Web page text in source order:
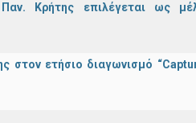
Κρήτης επιλέγεται ως
στον ετήσιο διαγωνισμό